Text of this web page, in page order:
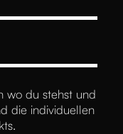
wo du stehst und
die individuellen